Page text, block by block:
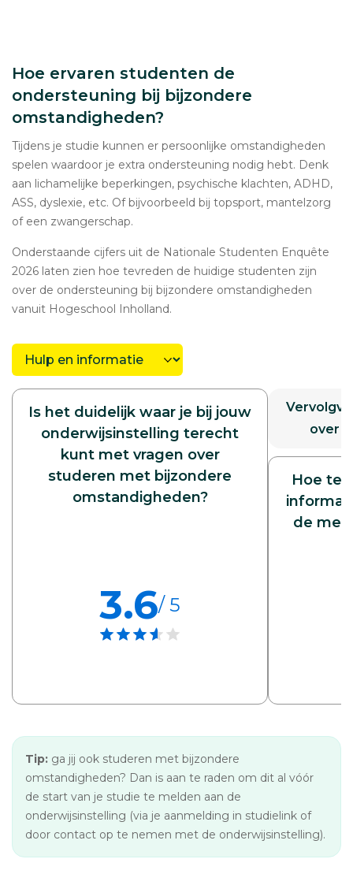
Hoe ervaren studenten de
ondersteuning bij bijzondere
omstandigheden?
Tijdens je studie kunnen er persoonlijke omstandigheden
spelen waardoor je extra ondersteuning nodig hebt. Denk
aan lichamelijke beperkingen, psychische klachten, ADHD,
ASS, dyslexie, etc. Of bijvoorbeeld bij topsport, mantelzorg
of een zwangerschap.
Onderstaande cijfers uit de Nationale Studenten Enquête
2026 laten zien hoe tevreden de huidige studenten zijn
over de ondersteuning bij bijzondere omstandigheden
vanuit Hogeschool Inholland.
Kies
een
categorie
Is het duidelijk waar je bij jouw
onderwijsinstelling terecht
kunt met vragen over
studeren met bijzondere
omstandigheden?
3.6/ 5
over
Hoe
de
Tip: ga jij ook studeren met bijzondere
omstandigheden? Dan is aan te raden om dit al vóór
de start van je studie te melden aan de
onderwijsinstelling (via je aanmelding in studielink of
door contact op te nemen met de onderwijsinstelling).